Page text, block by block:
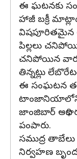
ఈ ఘటనకు
హాజీ బక్రీ
పిల్లలు
చనిపోయిన
తిన్నట్లు
ఈ సంఘటన
టాంజానియాలోని
జాంజిబార్
పంపారు.
సముద్ర
నిర్వహణ